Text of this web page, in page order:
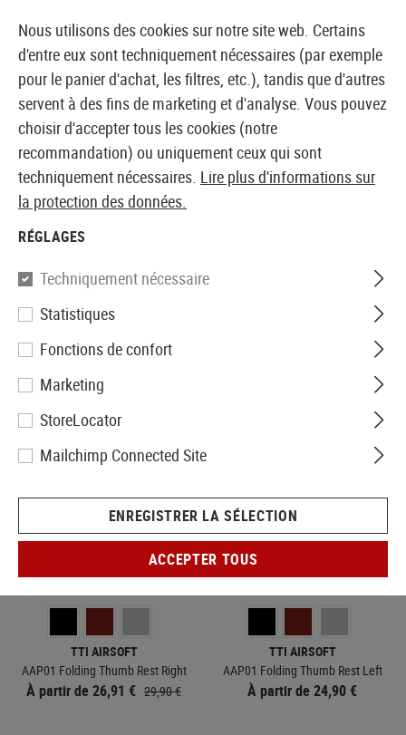
BOUTIQUE ET GROSSISTE EUROPÉEN AIRSOFT
Accueil Tuning et pièces détachées GBB Externe
ACCESSOIRES
EN STOCK
TTI AIRSOFT
AAP01 Folding Thumb Rest Right
À partir de 26,91 € 29,90 €
EN STOCK
TTI AIRSOFT
AAP01 Folding Thumb Rest Left
À partir de 24,90 €
Nous utilisons des cookies sur notre site web. Certains
d'entre eux sont techniquement nécessaires (par exemple
pour le panier d'achat, les filtres, etc.), tandis que d'autres
servent à des fins de marketing et d'analyse. Vous pouvez
choisir d'accepter tous les cookies (notre
recommandation) ou uniquement ceux qui sont
techniquement nécessaires. Lire plus d'informations sur
la protection des données.
RÉGLAGES
Techniquement nécessaire
Statistiques
Fonctions de confort
Marketing
StoreLocator
Mailchimp Connected Site
ENREGISTRER LA SÉLECTION
ACCEPTER TOUS